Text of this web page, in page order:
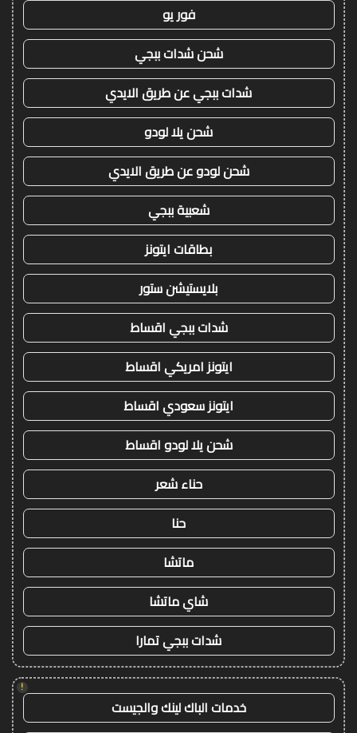
فور يو
شحن شدات ببجي
شدات ببجي عن طريق الايدي
شحن يلا لودو
شحن لودو عن طريق الايدي
شعبية ببجي
بطاقات ايتونز
بلايستيشن ستور
شدات ببجي اقساط
ايتونز امريكي اقساط
ايتونز سعودي اقساط
شحن يلا لودو اقساط
حناء شعر
حنا
ماتشا
شاي ماتشا
شدات ببجي تمارا
!
خدمات الباك لينك والجيست